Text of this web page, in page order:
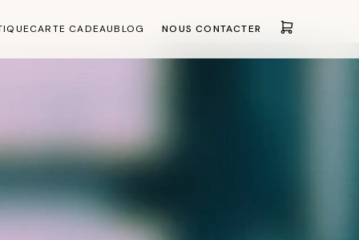
CARTE CADEAUBLOG NOUS CONTACTER